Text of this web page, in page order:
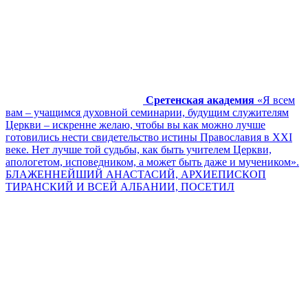
Сретенская академия «Я всем
вам – учащимся духовной семинарии, будущим служителям
Церкви – искренне желаю, чтобы вы как можно лучше
готовились нести свидетельство истины Православия в XXI
веке. Нет лучше той судьбы, как быть учителем Церкви,
апологетом, исповедником, а может быть даже и мучеником».
БЛАЖЕННЕЙШИЙ АНАСТАСИЙ, АРХИЕПИСКОП
ТИРАНСКИЙ И ВСЕЙ АЛБАНИИ, ПОСЕТИЛ